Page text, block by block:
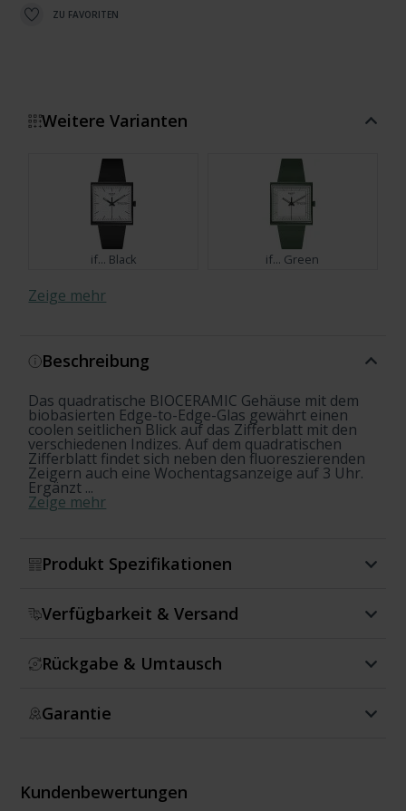
ZU FAVORITEN
Weitere Varianten
if... Black if... Green
if… Lemon? if… Rose?
if… Sky? if… Blackagain?
if… Allwhite?
Zeige mehr
Beschreibung
Das quadratische BIOCERAMIC Gehäuse mit dem
biobasierten Edge-to-Edge-Glas gewährt einen
coolen seitlichen Blick auf das Zifferblatt mit den
verschiedenen Indizes. Auf dem quadratischen
Zifferblatt findet sich neben den fluoreszierenden
Zeigern auch eine Wochentagsanzeige auf 3 Uhr.
Ergänzt ...
Zeige mehr
Produkt Spezifikationen
Verfügbarkeit & Versand
Rückgabe & Umtausch
Garantie
Kundenbewertungen